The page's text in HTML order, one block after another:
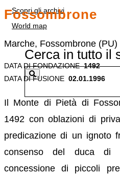
Scopri gli archivi
World map
Cerca in tutto il
Fossombrone
Marche, Fossombrone (PU)
DATA DI FONDAZIONE 1492
DATA DI FUSIONE 02.01.1996
Il Monte di Pietà di
1492 con oblazioni di
predicazione di un ignoto
consenso del duca di
concessione di piccoli